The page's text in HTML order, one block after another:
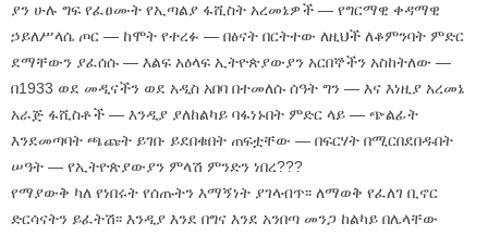
ያን ሁሉ ግፍ የፈፀሙት የኢጣልያ ፋሺስት አረመኔዎች — የግርማዊ ቀዳማዊ
ኃይለሥላሴ ጦር — ከሞት የተረፉ — በፅናት በርትተው ለዚህች ለቆምንባት ምድር
ደማቸውን ያፈሰሱ — እልፍ አዕላፍ ኢትዮጵያውያን አርበኞችን አስከትለው —
በ1933 ወደ መዲናችን ወደ አዲስ አበባ በተመለሱ ሰዓት ግን — እና እነዚያ አረመኔ
አራጅ ፋሺስቶች — እንዲያ ያለከልካይ ባፋነኑበት ምድር ላይ — ጭልፊት
እንደመጣባት ጫጩት ይገቡ ይደበቁበት ጠፍቷቸው — በፍርሃት በሚርበደበዱበት
ሠዓት — የኢትዮጵያውያን ምላሽ ምንድን ነበረ???
የማያውቅ ካለ የነበሩት የሰጡትን እማኝነት ያገላብጥ፡፡ ለማወቅ የፈለገ ቢኖር
ድርሳናትን ይፈትሽ፡፡ እንዲያ እንደ በግና እንደ አንበጣ መንጋ ከልካይ በሌላቸው